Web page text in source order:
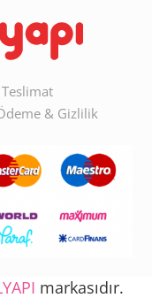
& Gizlilik
markasıdır.